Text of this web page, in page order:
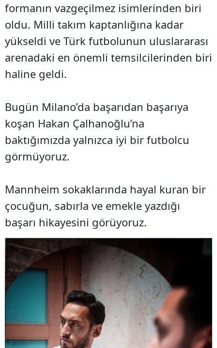
formanın vazgeçilmez isimlerinden biri
oldu. Milli takım kaptanlığına kadar
yükseldi ve Türk futbolunun uluslararası
arenadaki en önemli temsilcilerinden biri
haline geldi.
Bugün Milano’da başarıdan başarıya
koşan Hakan Çalhanoğlu’na
baktığımızda yalnızca iyi bir futbolcu
görmüyoruz.
Mannheim sokaklarında hayal kuran bir
çocuğun, sabırla ve emekle yazdığı
başarı hikayesini görüyoruz.